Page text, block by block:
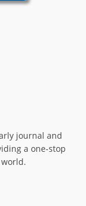
journal and
a one-stop